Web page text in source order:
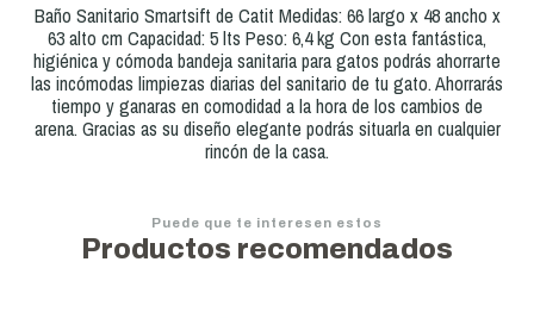
Baño Sanitario Smartsift de Catit Medidas: 66 largo x 48 ancho x
63 alto cm Capacidad: 5 lts Peso: 6,4 kg Con esta fantástica,
higiénica y cómoda bandeja sanitaria para gatos podrás ahorrarte
las incómodas limpiezas diarias del sanitario de tu gato. Ahorrarás
tiempo y ganaras en comodidad a la hora de los cambios de
arena. Gracias as su diseño elegante podrás situarla en cualquier
rincón de la casa.
Puede que te interesen estos
Productos recomendados